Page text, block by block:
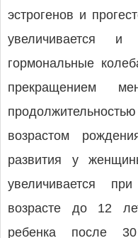
эстрогенов и
увеличивается и
гормональные
прекращением
возрастом
развития у
увеличивается
возрасте до 12
ребенка после